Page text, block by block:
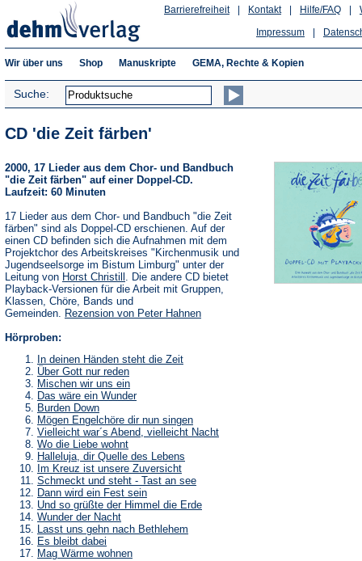
Hilfe/FAQ
Kontakt
Barrierefreiheit
Impressum
Wir über uns Shop Manuskripte GEMA, Rechte & Kopien
Suche:
CD 'die Zeit färben'
2000, 17 Lieder aus dem Chor- und Bandbuch
"die Zeit färben" auf einer Doppel-CD.
Laufzeit: 60 Minuten
17 Lieder aus dem Chor- und Bandbuch "die Zeit
färben" sind als Doppel-CD erschienen. Auf der
einen CD befinden sich die Aufnahmen mit dem
Projektchor des Arbeitskreises "Kirchenmusik und
Jugendseelsorge im Bistum Limburg" unter der
Leitung von Horst Christill . Die andere CD bietet
Playback-Versionen für die Arbeit mit Gruppen,
Klassen, Chöre, Bands und
Gemeinden. Rezension von Peter Hahnen
Hörproben:
In deinen Händen steht die Zeit
Über Gott nur reden
Mischen wir uns ein
Das wäre ein Wunder
Burden Down
Mögen Engelchöre dir nun singen
Vielleicht war´s Abend, vielleicht Nacht
Wo die Liebe wohnt
Halleluja, dir Quelle des Lebens
Im Kreuz ist unsere Zuversicht
Schmeckt und steht - Tast an see
Dann wird ein Fest sein
Und so grüßte der Himmel die Erde
Wunder der Nacht
Lasst uns gehn nach Bethlehem
Es bleibt dabei
Mag Wärme wohnen